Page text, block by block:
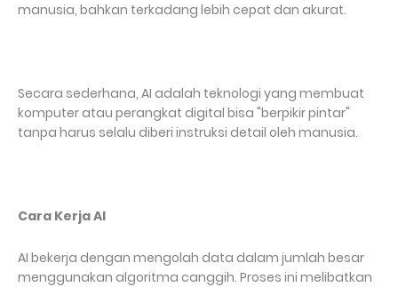
manusia, bahkan terkadang lebih cepat dan akurat.
Secara sederhana, AI adalah teknologi yang membuat
komputer atau perangkat digital bisa "berpikir pintar"
tanpa harus selalu diberi instruksi detail oleh manusia.
Cara Kerja AI
AI bekerja dengan mengolah data dalam jumlah besar
menggunakan algoritma canggih. Proses ini melibatkan